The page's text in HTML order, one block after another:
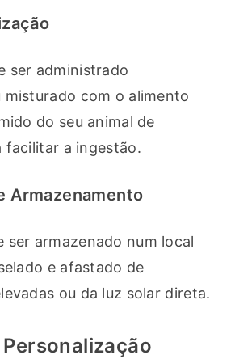
ser administrado
com o alimento
do seu animal de
facilitar a ingestão.
Armazenamento
ser armazenado num local
e afastado de
ou da luz solar direta.